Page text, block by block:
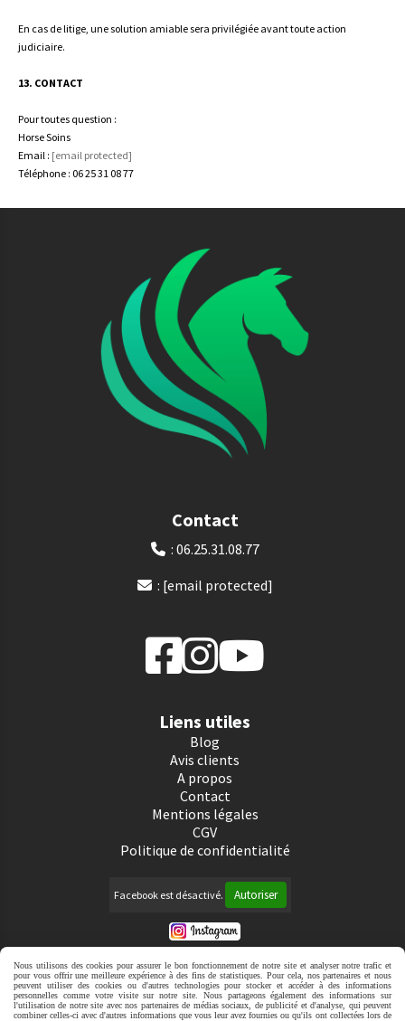
En cas de litige, une solution amiable sera privilégiée avant toute action
judiciaire.
13. CONTACT
Pour toutes question :
Horse Soins
Email : [email protected]
Téléphone : 06 25 31 08 77
Contact
: 06.25.31.08.77
: [email protected]
Liens utiles
Blog
Avis clients
A propos
Contact
Mentions légales
CGV
Politique de confidentialité
Facebook est désactivé. Autoriser
Politique de confidentialité Gestion cookies Mon
Compte Créer un site internet
Nous utilisons des cookies pour assurer le bon fonctionnement de notre site et analyser notre trafic et
pour vous offrir une meilleure expérience à des fins de statistiques. Pour cela, nos partenaires et nous
peuvent utiliser des cookies ou d'autres technologies pour stocker et accéder à des informations
personnelles comme votre visite sur notre site. Nous partageons également des informations sur
l'utilisation de notre site avec nos partenaires de médias sociaux, de publicité et d'analyse, qui peuvent
combiner celles-ci avec d'autres informations que vous leur avez fournies ou qu'ils ont collectées lors de